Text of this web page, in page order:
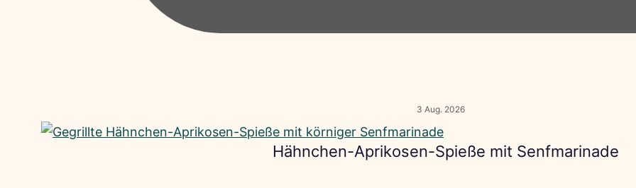
3 Aug. 2026
Hähnchen-Aprikosen-Spieße mit Senfmarinade